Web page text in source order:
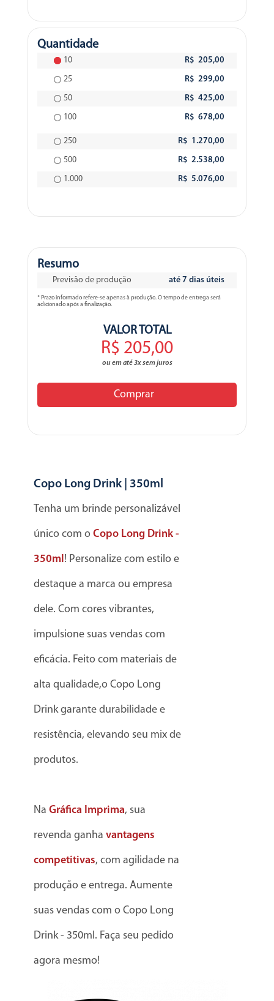
Quantidade
10 R$ 205,00
25 R$ 299,00
50 R$ 425,00
100 R$ 678,00
250 R$ 1.270,00
500 R$ 2.538,00
1.000 R$ 5.076,00
Resumo
Previsão de produção até 7 dias úteis
* Prazo informado refere-se apenas à produção. O tempo de entrega será
adicionado após a finalização.
VALOR TOTAL
R$ 205,00
ou em até 3x sem juros
Comprar
Copo Long Drink | 350ml
Tenha um brinde personalizável
único com o Copo Long Drink -
350ml ! Personalize com estilo e
destaque a marca ou empresa
dele. Com cores vibrantes,
impulsione suas vendas com
eficácia. Feito com materiais de
alta qualidade,o Copo Long
Drink garante durabilidade e
resistência, elevando seu mix de
produtos.
Na Gráfica Imprima, sua
revenda ganha vantagens
competitivas, com agilidade na
produção e entrega. Aumente
suas vendas com o Copo Long
Drink - 350ml. Faça seu pedido
agora mesmo!